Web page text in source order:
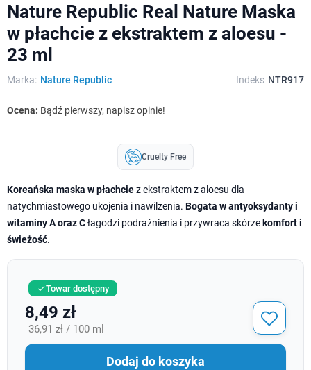
Nature Republic Real Nature Maska
w płachcie z ekstraktem z aloesu -
23 ml
Marka: Nature Republic Indeks NTR917
Ocena: Bądź pierwszy, napisz opinie!
Cruelty Free
Koreańska maska w płachciez ekstraktem z aloesu dla
natychmiastowego ukojenia i nawilżenia. Bogata w antyoksydanty i
witaminy A oraz Cłagodzi podrażnienia i przywraca skórze komfort i
świeżość.
Towar dostępny
8,49 zł
36,91 zł / 100 ml
Dodaj do koszyka